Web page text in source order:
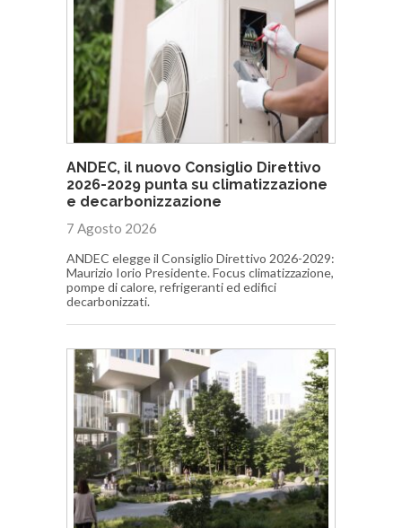
ANDEC, il nuovo Consiglio Direttivo
2026-2029 punta su climatizzazione
e decarbonizzazione
7 Agosto 2026
ANDEC elegge il Consiglio Direttivo 2026-2029:
Maurizio Iorio Presidente. Focus climatizzazione,
pompe di calore, refrigeranti ed edifici
decarbonizzati.